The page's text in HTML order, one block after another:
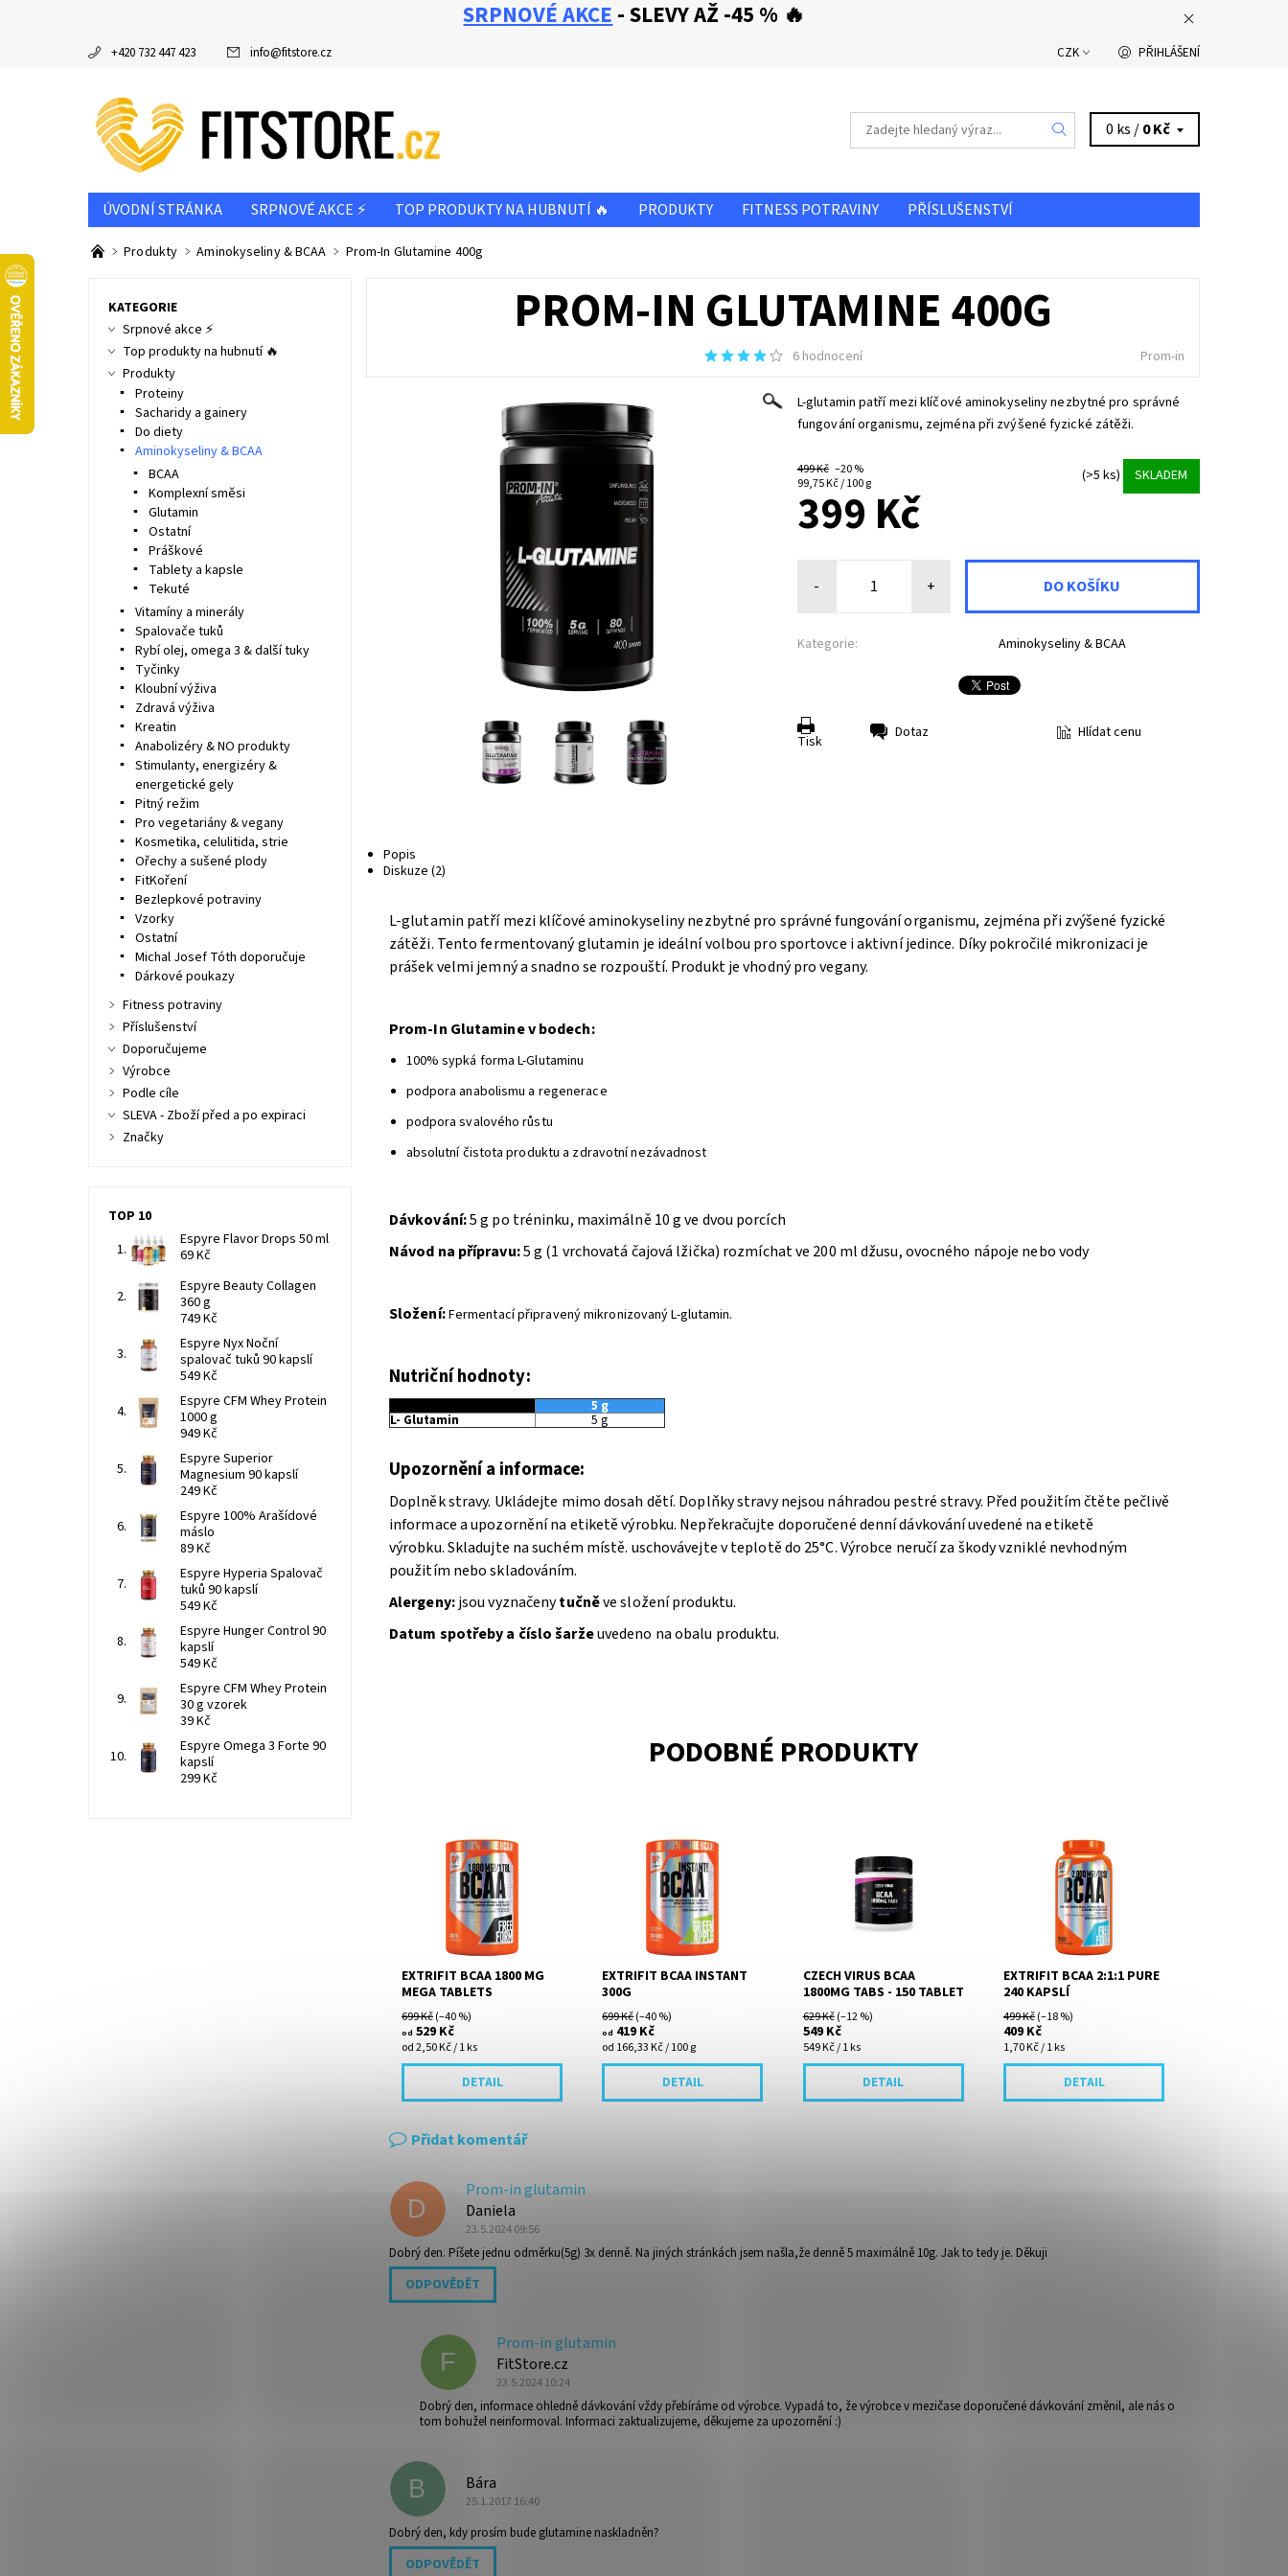
SRPNOVÉ AKCE - SLEVY AŽ -45 % 🔥
+420 732 447 423 info@fitstore.cz CZK PŘIHLÁŠENÍ
0 ks /0 Kč
ÚVODNÍ STRÁNKA SRPNOVÉ AKCE ⚡ TOP PRODUKTY NA HUBNUTÍ 🔥 PRODUKTY FITNESS POTRAVINY
PŘÍSLUŠENSTVÍ
DOPORUČUJEME
VÝROBCE PODLE CÍLE SLEVA - ZBOŽÍ PŘED A PO EXPIRACI
Produkty Aminokyseliny & BCAA Prom-In Glutamine 400g
PROM-IN GLUTAMINE 400G
6 hodnocení Prom-in
L-glutamin patří mezi klíčové aminokyseliny nezbytné pro správné
fungování organismu, zejména při zvýšené fyzické zátěži.
499 Kč –20 %
99,75 Kč / 100 g
(>5 ks) SKLADEM
399 Kč
- +
Kategorie: Aminokyseliny & BCAA
Tisk Dotaz Hlídat cenu
Popis
Diskuze (2)
L-glutamin patří mezi klíčové aminokyseliny nezbytné pro správné fungování organismu, zejména při zvýšené fyzické
zátěži. Tento fermentovaný glutamin je ideální volbou pro sportovce i aktivní jedince. Díky pokročilé mikronizaci je
prášek velmi jemný a snadno se rozpouští. Produkt je vhodný pro vegany.
Prom-In Glutamine v bodech:
100% sypká forma L-Glutaminu
podpora anabolismu a regenerace
podpora svalového růstu
absolutní čistota produktu a zdravotní nezávadnost
Dávkování:5 g po tréninku, maximálně 10 g ve dvou porcích
Návod na přípravu:5 g (1 vrchovatá čajová lžička) rozmíchat ve 200 ml džusu, ovocného nápoje nebo vody
Složení:Fermentací připravený mikronizovaný L-glutamin.
Nutriční hodnoty:
5 g
L- Glutamin 5 g
Upozornění a informace:
Doplněk stravy. Ukládejte mimo dosah dětí. Doplňky stravy nejsou náhradou pestré stravy. Před použitím čtěte pečlivě
informace a upozornění na etiketě výrobku. Nepřekračujte doporučené denní dávkování uvedené na etiketě
výrobku. Skladujte na suchém místě. uschovávejte v teplotě do 25°C. Výrobce neručí za škody vzniklé nevhodným
použitím nebo skladováním.
Alergeny:jsou vyznačenytučněve složení produktu.
Datum spotřeby a číslo šaržeuvedeno na obalu produktu.
PODOBNÉ PRODUKTY
BCAA 1800 mg Mega
Tablets obsahuje větvené
aminokyseliny L-leucin, L-
valin a L-isoleucin ve volné
formě (free form). Každá...
EXTRIFIT BCAA 1800 MG
MEGA TABLETS
699 Kč(–40 %)
od 529 Kč
od 2,50 Kč / 1 ks
DETAIL
BCAA Instant 2:1:1 jsou
rozpustné větvené
aminokyseliny ve volné
formě (free form), které
můžete užívat ve formě
chutného...
EXTRIFIT BCAA INSTANT
300G
699 Kč(–40 %)
od 419 Kč
od 166,33 Kč / 100 g
DETAIL
Obsah Bcaa v 1 tabletě -
1800mg!! Minimum pojiv
(pouze 1.5%), 0 cukrů a 0
tuků 150 tablet, 75 dávek
CZECH VIRUS BCAA
1800MG TABS - 150 TABLET
629 Kč(–12 %)
549 Kč
549 Kč / 1 ks
DETAIL
BCAA 2:1:1 Pure obsahuje
větvené aminokyseliny L-
leucin, L-valin a L-isoleucin
ve volné formě (free form).
Užívání BCAA...
EXTRIFIT BCAA 2:1:1 PURE
240 KAPSLÍ
499 Kč(–18 %)
409 Kč
1,70 Kč / 1 ks
DETAIL
Přidat komentář
D
Prom-in glutamin
Daniela
23.5.2024 09:56
Dobrý den. Píšete jednu odměrku(5g) 3x denně. Na jiných stránkách jsem našla,že denně 5 maximálně 10g. Jak to tedy je. Děkuji
ODPOVĚDĚT
F
Prom-in glutamin
FitStore.cz
23.5.2024 10:24
Dobrý den, informace ohledně dávkování vždy přebíráme od výrobce. Vypadá to, že výrobce v mezičase doporučené dávkování změnil, ale nás o
tom bohužel neinformoval. Informaci zaktualizujeme, děkujeme za upozornění :)
B Bára
25.1.2017 16:40
Dobrý den, kdy prosím bude glutamine naskladněn?
ODPOVĚDĚT
KATEGORIE
Srpnové akce ⚡
Top produkty na hubnutí 🔥
Produkty
Proteiny
Sacharidy a gainery
Do diety
Aminokyseliny & BCAA
BCAA
Komplexní směsi
Glutamin
Ostatní
Práškové
Tablety a kapsle
Tekuté
Vitamíny a minerály
Spalovače tuků
Rybí olej, omega 3 & další tuky
Tyčinky
Kloubní výživa
Zdravá výživa
Kreatin
Anabolizéry & NO produkty
Stimulanty, energizéry &
energetické gely
Pitný režim
Pro vegetariány & vegany
Kosmetika, celulitida, strie
Ořechy a sušené plody
FitKoření
Bezlepkové potraviny
Vzorky
Ostatní
Michal Josef Tóth doporučuje
Dárkové poukazy
Fitness potraviny
Příslušenství
Doporučujeme
Výrobce
Podle cíle
SLEVA - Zboží před a po expiraci
Značky
TOP 10
Espyre Flavor Drops 50 ml
69 Kč
Espyre Beauty Collagen
360 g
749 Kč
Espyre Nyx Noční
spalovač tuků 90 kapslí
549 Kč
Espyre CFM Whey Protein
1000 g
949 Kč
Espyre Superior
Magnesium 90 kapslí
249 Kč
Espyre 100% Arašídové
máslo
89 Kč
Espyre Hyperia Spalovač
tuků 90 kapslí
549 Kč
Espyre Hunger Control 90
kapslí
549 Kč
Espyre CFM Whey Protein
30 g vzorek
39 Kč
Espyre Omega 3 Forte 90
kapslí
299 Kč